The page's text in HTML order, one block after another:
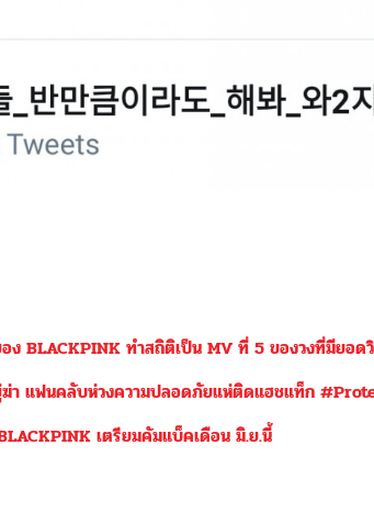
BLACKPINK ทำสถิติเป็น MV ที่ 5 ของวงที่มียอด
า แฟนคลับห่วงความปลอดภัยแห่ติดแฮชแท็ก
เตรียมคัมแบ็คเดือน มิ.ย.นี้